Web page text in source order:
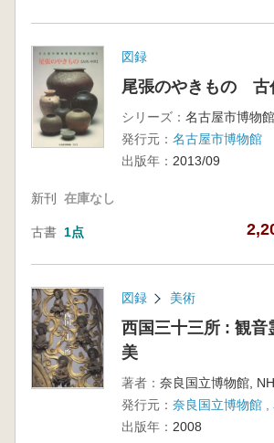
図録
尾張のやきもの 古
シリーズ： 名古屋市博物
発行元： 名古屋市博物館
出版年： 2013/09
新刊 在庫なし
古書 1点
図録 美術
西国三十三所 : 観音
美
著者：
発行元：
出版年： 2008